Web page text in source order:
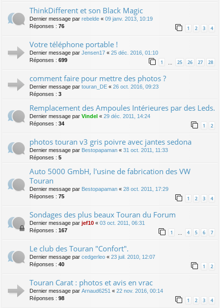
ThinkDifferent et son Black Magic
Dernier message par rebelde « 09 janv. 2013, 10:19
Réponses : 76 1 2 3 4
Votre téléphone portable !
Dernier message par Jensen17 « 25 déc. 2016, 01:10
Réponses : 699 1 25 26 27 28
comment faire pour mettre des photos ?
Dernier message par touran_DE « 26 oct. 2016, 09:23
Réponses : 3
Remplacement des Ampoules Intérieures par des Leds.
Dernier message par Vindel « 29 déc. 2011, 14:24
Réponses : 34 1 2
photos touran v3 gris poivre avec jantes sedona
Dernier message par Bestopapaman « 31 oct. 2011, 11:33
Réponses : 5
Auto 5000 GmbH, l'usine de fabrication des VW
Touran
Dernier message par Bestopapaman « 28 oct. 2011, 17:29
Réponses : 75 1 2 3 4
Sondages des plus beaux Touran du Forum
Dernier message par jef10 « 03 oct. 2011, 06:31
Réponses : 167 1 … 4 5 6 7
Le club des Touran "Confort".
Dernier message par cedgerleo « 23 juil. 2010, 12:07
Réponses : 40 1 2
Touran Carat : photos et avis en vrac
Dernier message par Arnaud6251 « 22 nov. 2016, 00:14
Réponses : 98 1 2 3 4